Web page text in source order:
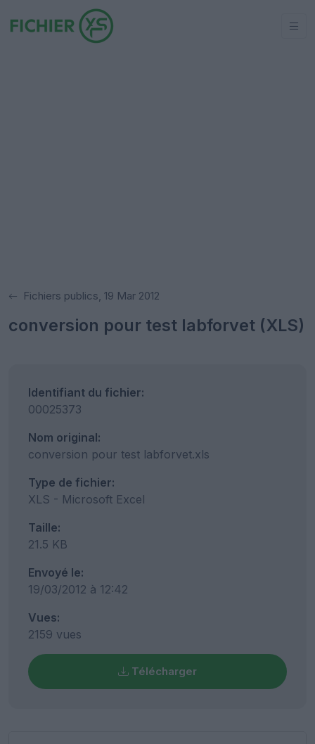
Fichiers publics, 19 Mar 2012
conversion pour test labforvet (XLS)
Identifiant du fichier:
00025373
Nom original:
conversion pour test labforvet.xls
Type de fichier:
XLS - Microsoft Excel
Taille:
21.5 KB
Envoyé le:
19/03/2012 à 12:42
Vues:
2159 vues
Télécharger